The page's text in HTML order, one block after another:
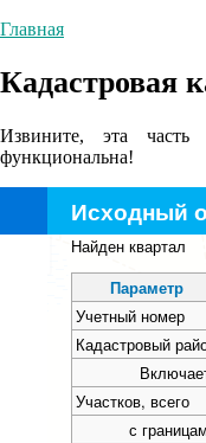
Главная
Кадастровая
Извините, эта
функциональна!
Исходный
Найден квартал
Параметр
Учетный номер
Кадастровый
Участков, всего
с